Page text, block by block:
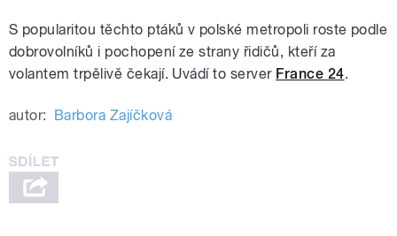
S popularitou těchto ptáků v polské metropoli roste podle
dobrovolníků i pochopení ze strany řidičů, kteří za
volantem trpělivě čekají. Uvádí to server France 24.
autor: Barbora Zajíčková